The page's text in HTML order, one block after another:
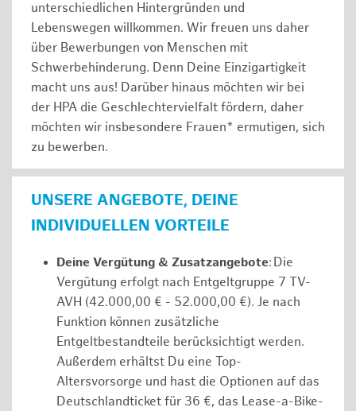
unterschiedlichen Hintergründen und
Lebenswegen willkommen. Wir freuen uns daher
über Bewerbungen von Menschen mit
Schwerbehinderung. Denn Deine Einzigartigkeit
macht uns aus! Darüber hinaus möchten wir bei
der HPA die Geschlechtervielfalt fördern, daher
möchten wir insbesondere Frauen* ermutigen, sich
zu bewerben.
UNSERE ANGEBOTE, DEINE
INDIVIDUELLEN VORTEILE
Deine Vergütung & Zusatzangebote: Die
Vergütung erfolgt nach Entgeltgruppe 7 TV-
AVH (42.000,00 € - 52.000,00 €). Je nach
Funktion können zusätzliche
Entgeltbestandteile berücksichtigt werden.
Außerdem erhältst Du eine Top-
Altersvorsorge und hast die Optionen auf das
Deutschlandticket für 36 €, das Lease-a-Bike-